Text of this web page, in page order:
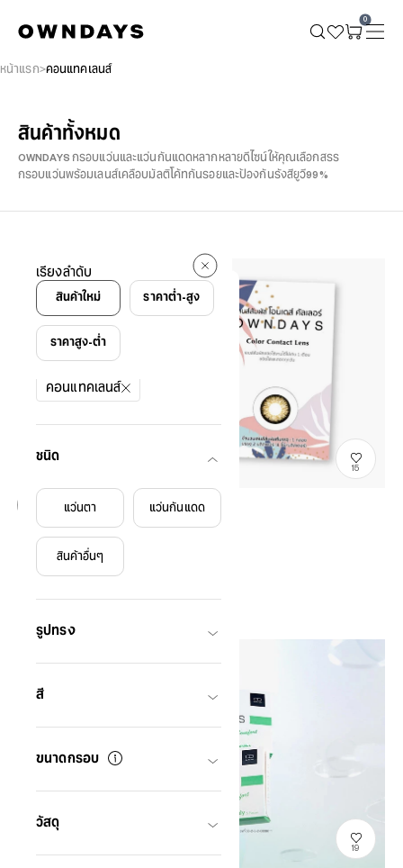
0
หน้าแรก คอนแทคเลนส์
สินค้าทั้งหมด
OWNDAYS กรอบแว่นและแว่นกันแดดหลากหลายดีไซน์ให้คุณเลือกสรร
กรอบแว่นพร้อมเลนส์เคลือบมัลติโค้ทกันรอยและป้องกันรังสียูวี99%
4 รายการ
ตัวกรอง
คอนแทคเลนส์
ชนิด
แว่นตา แว่นกันแดด
สินค้าอื่นๆ
รูปทรง
สี
ขนาดกรอบ
วัสดุ
เรียงลำดับ
สินค้าใหม่ ราคาต่ำ-สูง
ราคาสูง-ต่ำ
15
สินค้าหมด
OWNDAYS PETAL MONTHLY
TH Col Mthly Petal
THB360.00
19